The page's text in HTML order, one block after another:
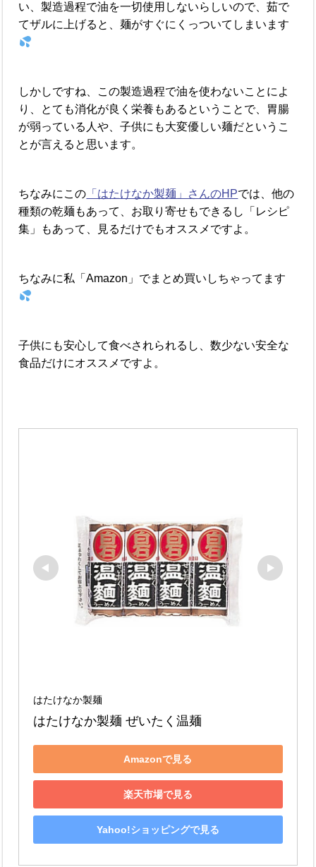
い、製造過程で油を一切使用しないらしいので、茹で
てザルに上げると、麺がすぐにくっついてしまいます
しかしですね、この製造過程で油を使わないことによ
り、とても消化が良く栄養もあるということで、胃腸
が弱っている人や、子供にも大変優しい麺だというこ
とが言えると思います。
ちなみにこの 「はたけなか製麺」さんのHPでは、他の
種類の乾麺もあって、お取り寄せもできるし「レシピ
集」もあって、見るだけでもオススメですよ。
ちなみに私「Amazon」でまとめ買いしちゃってます
子供にも安心して食べされられるし、数少ない安全な
食品だけにオススメですよ。
はたけなか製麺
はたけなか製麺 ぜいたく温麺
Amazonで見る
楽天市場で見る
Yahoo!ショッピングで見る